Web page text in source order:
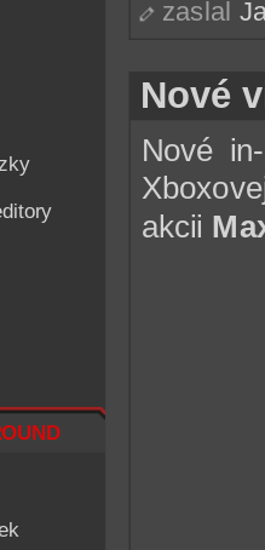
zaslal
Nové
Nové
akcii